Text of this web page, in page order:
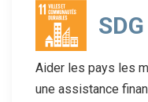
Aider les pays les
une assistance